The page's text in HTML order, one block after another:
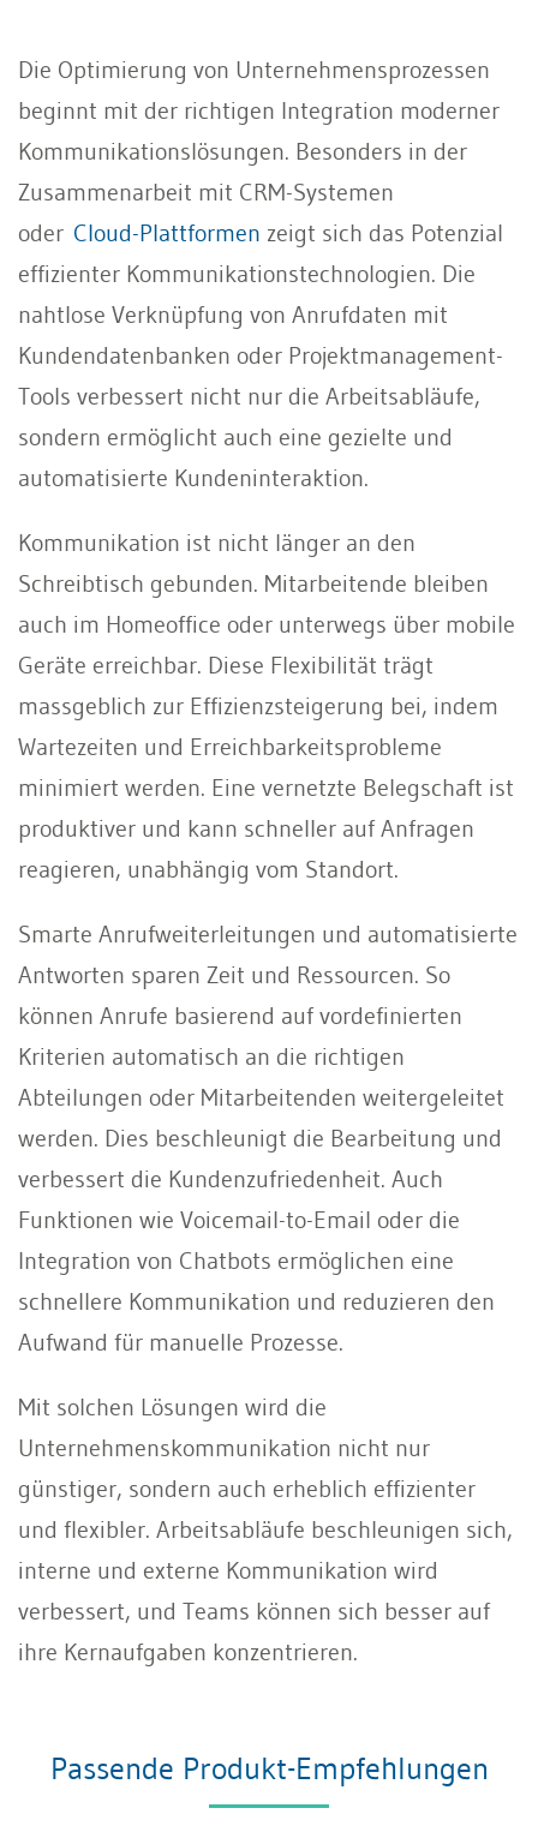
Die Optimierung von Unternehmensprozessen
beginnt mit der richtigen Integration moderner
Kommunikationslösungen. Besonders in der
Zusammenarbeit mit CRM-Systemen
oder Cloud-Plattformen zeigt sich das Potenzial
effizienter Kommunikationstechnologien. Die
nahtlose Verknüpfung von Anrufdaten mit
Kundendatenbanken oder Projektmanagement-
Tools verbessert nicht nur die Arbeitsabläufe,
sondern ermöglicht auch eine gezielte und
automatisierte Kundeninteraktion.
Kommunikation ist nicht länger an den
Schreibtisch gebunden. Mitarbeitende bleiben
auch im Homeoffice oder unterwegs über mobile
Geräte erreichbar. Diese Flexibilität trägt
massgeblich zur Effizienzsteigerung bei, indem
Wartezeiten und Erreichbarkeitsprobleme
minimiert werden. Eine vernetzte Belegschaft ist
produktiver und kann schneller auf Anfragen
reagieren, unabhängig vom Standort.
Smarte Anrufweiterleitungen und automatisierte
Antworten sparen Zeit und Ressourcen. So
können Anrufe basierend auf vordefinierten
Kriterien automatisch an die richtigen
Abteilungen oder Mitarbeitenden weitergeleitet
werden. Dies beschleunigt die Bearbeitung und
verbessert die Kundenzufriedenheit. Auch
Funktionen wie Voicemail-to-Email oder die
Integration von Chatbots ermöglichen eine
schnellere Kommunikation und reduzieren den
Aufwand für manuelle Prozesse.
Mit solchen Lösungen wird die
Unternehmenskommunikation nicht nur
günstiger, sondern auch erheblich effizienter
und flexibler. Arbeitsabläufe beschleunigen sich,
interne und externe Kommunikation wird
verbessert, und Teams können sich besser auf
ihre Kernaufgaben konzentrieren.
Passende Produkt-Empfehlungen